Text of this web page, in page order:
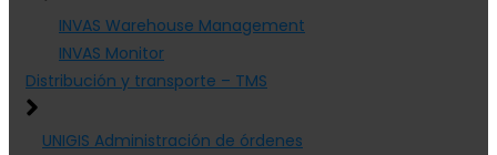
INVAS Warehouse Management
INVAS Monitor
Distribución y transporte – TMS
UNIGIS Administración de órdenes